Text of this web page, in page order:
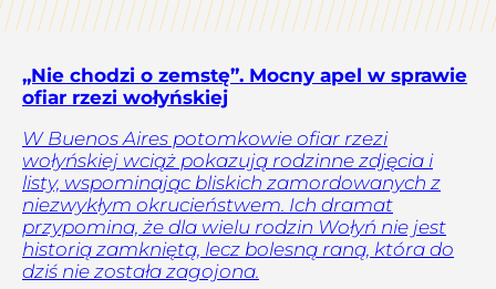
„Nie chodzi o zemstę”. Mocny apel w sprawie
ofiar rzezi wołyńskiej
W Buenos Aires potomkowie ofiar rzezi
wołyńskiej wciąż pokazują rodzinne zdjęcia i
listy, wspominając bliskich zamordowanych z
niezwykłym okrucieństwem. Ich dramat
przypomina, że dla wielu rodzin Wołyń nie jest
historią zamkniętą, lecz bolesną raną, która do
dziś nie została zagojona.